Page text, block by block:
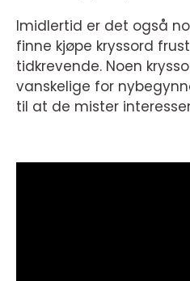
Imidlertid er det også
finne kjøpe kryssord
tidkrevende. Noen
vanskelige for
til at de mister